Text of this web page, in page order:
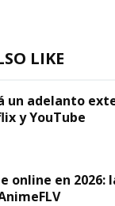
LIKE
un adelanto
y YouTube
online en 2026: